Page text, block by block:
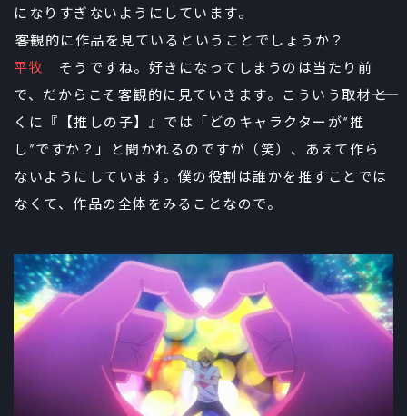
になりすぎないようにしています。
――客観的に作品を見ているということでしょうか？
平牧 そうですね。好きになってしまうのは当たり前
で、だからこそ客観的に見ていきます。こういう取材――と
くに『【推しの子】』では「どのキャラクターが“推
し”ですか？」と聞かれるのですが（笑）、あえて作ら
ないようにしています。僕の役割は誰かを推すことでは
なくて、作品の全体をみることなので。